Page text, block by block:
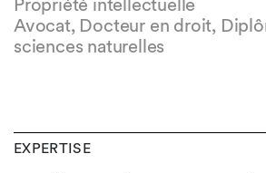
Propriété intellectuelle
Avocat, Docteur en droit,
sciences naturelles
EXPERTISE